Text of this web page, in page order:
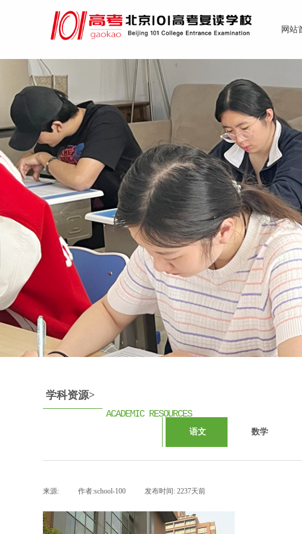
网站
学科资源>
ACADEMIC RESOURCES
语文 数学
来源: 作者:school-100 发布时间: 2237天前